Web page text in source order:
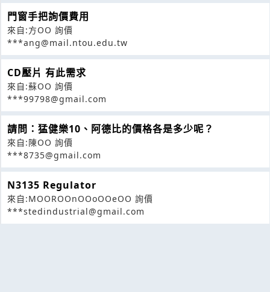
門窗手把詢價費用
來自:方OO 詢價
***ang@mail.ntou.edu.tw
CD壓片 有此需求
來自:蘇OO 詢價
***99798@gmail.com
請問：猛健樂10、阿德比的價格各是多少呢？
來自:陳OO 詢價
***8735@gmail.com
N3135 Regulator
來自:MOOROOnOOoOOeOO 詢價
***stedindustrial@gmail.com